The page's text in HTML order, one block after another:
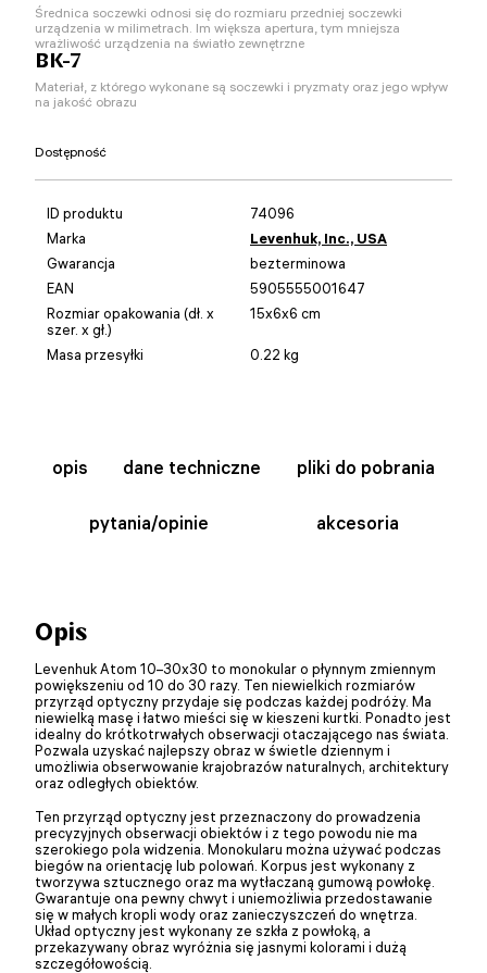
Średnica soczewki odnosi się do rozmiaru przedniej soczewki
urządzenia w milimetrach. Im większa apertura, tym mniejsza
wrażliwość urządzenia na światło zewnętrzne
BK-7
Materiał, z którego wykonane są soczewki i pryzmaty oraz jego wpływ
na jakość obrazu
Dostępność
ID produktu
74096
Marka
Levenhuk, Inc., USA
Gwarancja
bezterminowa
EAN
5905555001647
Rozmiar opakowania (dł. x
szer. x gł.)
15x6x6 cm
Masa przesyłki 0.22 kg
opis dane techniczne pliki do pobrania
pytania/opinie akcesoria
Opis
Levenhuk Atom 10–30x30 to monokular o płynnym zmiennym
powiększeniu od 10 do 30 razy. Ten niewielkich rozmiarów
przyrząd optyczny przydaje się podczas każdej podróży. Ma
niewielką masę i łatwo mieści się w kieszeni kurtki. Ponadto jest
idealny do krótkotrwałych obserwacji otaczającego nas świata.
Pozwala uzyskać najlepszy obraz w świetle dziennym i
umożliwia obserwowanie krajobrazów naturalnych, architektury
oraz odległych obiektów.
Ten przyrząd optyczny jest przeznaczony do prowadzenia
precyzyjnych obserwacji obiektów i z tego powodu nie ma
szerokiego pola widzenia. Monokularu można używać podczas
biegów na orientację lub polowań. Korpus jest wykonany z
tworzywa sztucznego oraz ma wytłaczaną gumową powłokę.
Gwarantuje ona pewny chwyt i uniemożliwia przedostawanie
się w małych kropli wody oraz zanieczyszczeń do wnętrza.
Układ optyczny jest wykonany ze szkła z powłoką, a
przekazywany obraz wyróżnia się jasnymi kolorami i dużą
szczegółowością.